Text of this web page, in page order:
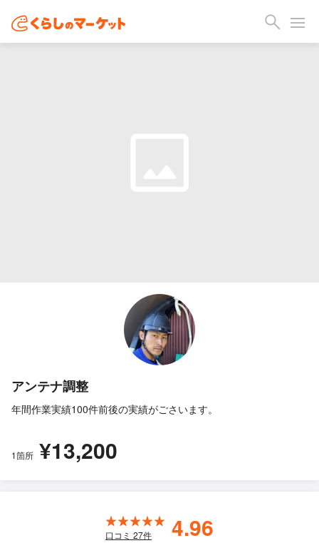
アンテナ調整
年間作業実績100件前後の実績がごさいます。
1箇所 ¥13,200
口コミ 27件 4.96